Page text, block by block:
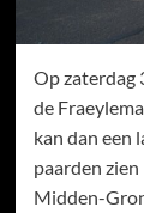
Op zaterdag
de
kan dan een
paarden
Midden-